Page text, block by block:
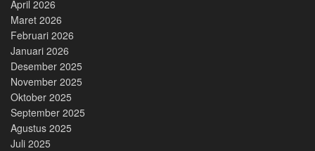
April 2026
Maret 2026
Februari 2026
Januari 2026
Desember 2025
November 2025
Oktober 2025
September 2025
Agustus 2025
Juli 2025